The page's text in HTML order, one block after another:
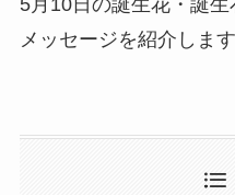
メッセージを紹介します